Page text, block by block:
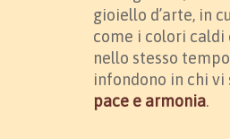
gioiello d’arte, in
come i colori caldi
nello stesso
infondono in chi vi
pace e armonia.